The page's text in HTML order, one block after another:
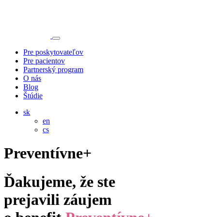
Pre poskytovateľov
Pre pacientov
Partnerský program
O nás
Blog
Štúdie
sk
en
cs
Preventívne+
Ďakujeme, že ste
prejavili záujem